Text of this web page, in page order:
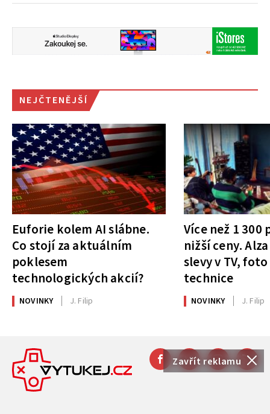
Zavřít reklamu
NEJČTENĚJŠÍ
Euforie kolem AI slábne.
Co stojí za aktuálním
poklesem
technologických akcií?
NOVINKY J. Filip
Více než 1
nižší ceny.
slevy v TV,
technice
NOVINKY J. Filip